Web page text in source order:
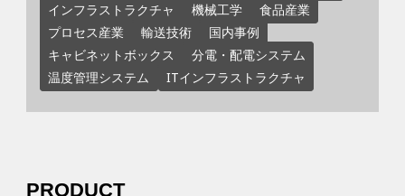
インフラストラクチャ
機械工学
食品産業
プロセス産業
輸送技術
国内事例
キャビネットボックス
分電・配電システム
温度管理システム
ITインフラストラクチャ
PRODUCT